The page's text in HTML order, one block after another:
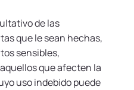
de las
que le sean hechas,
sensibles,
que afecten la
uso indebido puede